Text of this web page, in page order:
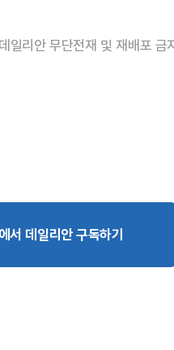
일리안 무단전재 및 재배포 금
서 데일리안 구독하기